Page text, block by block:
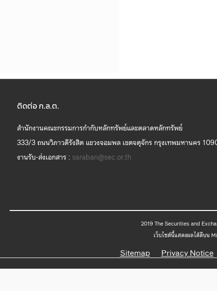
ติดต่อ ก.ล.ต.
สำนักงานคณะกรรมการกำกับหลักทรัพย์และตลาดหลักทรัพย์
333/3 ถนนวิภาวดีรังสิต แขวงจอมพล เขตจตุจักร กรุงเทพมหานคร
งานรับ-ส่งเอกสาร : saraban@sec.or.th
2019
เว็บไซต์นี้แสดงผลได้ดีบน
Sitemap Privacy Notice